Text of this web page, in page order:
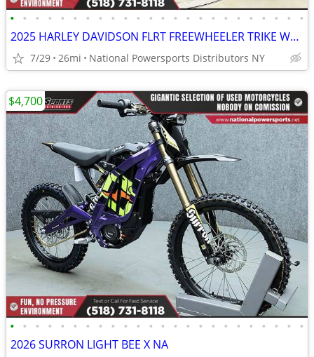
• • • • • • • • • • • • • • • • • • • • • • • •
2025 HARLEY DAVIDSON FLRT FREEWHEELER TRIKE WABS
7/29 26mi National Powersports Distributors NY
• • • • • • • • • • • • • • • • • • • • • • • •
2026 SURRON LIGHT BEE X NA
$4,700